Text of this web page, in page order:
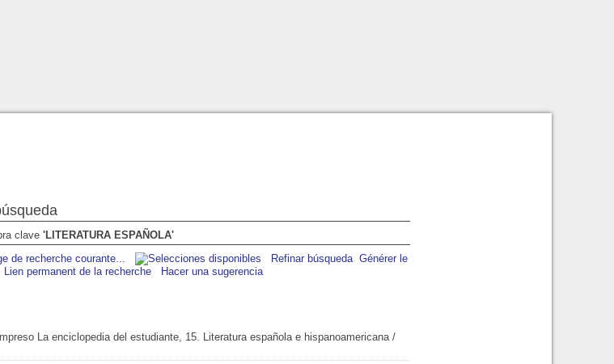
clave 'LITERATURA ESPAÑOLA'
Refinar búsqueda Générer le
Lien permanent de la recherche Hacer una sugerencia
La enciclopedia del estudiante, 15. Literatura española e hispanoamericana /